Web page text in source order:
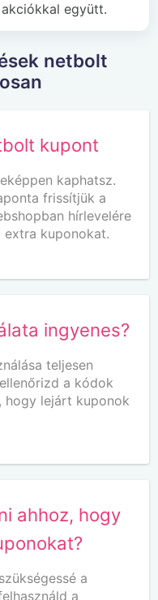
együtt.
netbolt
kupont
kaphatsz.
frissítjük a
hírlevelére
kuponokat.
ingyenes?
teljesen
a kódok
hogy lejárt kuponok
ahhoz, hogy
a
a